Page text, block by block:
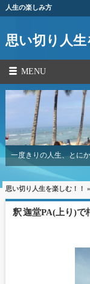
人生の楽しみ方
思い切り人生
MENU
一度きりの人生、とに
思い切り人生を楽しむ！！
釈迦堂PA(上り)